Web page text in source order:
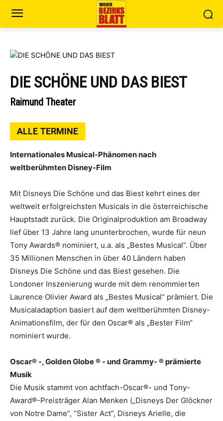
DIE SCHÖNE UND DAS BIEST
Raimund Theater
ALLE TERMINE
Internationales Musical-Phänomen nach
weltberühmten Disney-Film
Mit Disneys Die Schöne und das Biest kehrt eines der
weltweit erfolgreichsten Musicals in die österreichische
Hauptstadt zurück. Die Originalproduktion am Broadway
lief über 13 Jahre lang ununterbrochen, wurde für neun
Tony Awards® nominiert, u.a. als „Bestes Musical“. Über
35 Millionen Menschen in über 40 Ländern haben
Disneys Die Schöne und das Biest gesehen. Die
Londoner Inszenierung wurde mit dem renommierten
Laurence Olivier Award als „Bestes Musical“ prämiert. Die
Musicaladaption basiert auf dem weltberühmten Disney-
Animationsfilm, der für den Oscar® als „Bester Film“
nominiert wurde.
Oscar® -, Golden Globe ® - und Grammy- ® prämierte
Musik
Die Musik stammt von achtfach-Oscar®- und Tony-
Award®-Preisträger Alan Menken („Disneys Der Glöckner
von Notre Dame”, “Sister Act”, Disneys Arielle, die